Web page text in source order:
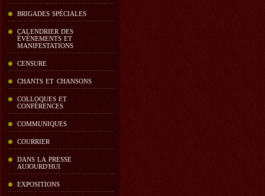
BRIGADES SPÉCIALES
CALENDRIER DES
ÉVÉNEMENTS ET
MANIFESTATIONS
CENSURE
CHANTS ET CHANSONS
COLLOQUES ET
CONFÉRENCES
COMMUNIQUES
COURRIER
DANS LA PRESSE
AUJOURD'HUI
EXPOSITIONS